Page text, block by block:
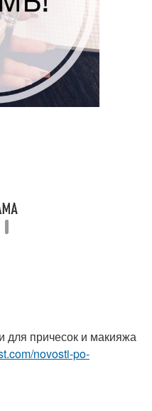
причесок и макияжа
novosti-po-